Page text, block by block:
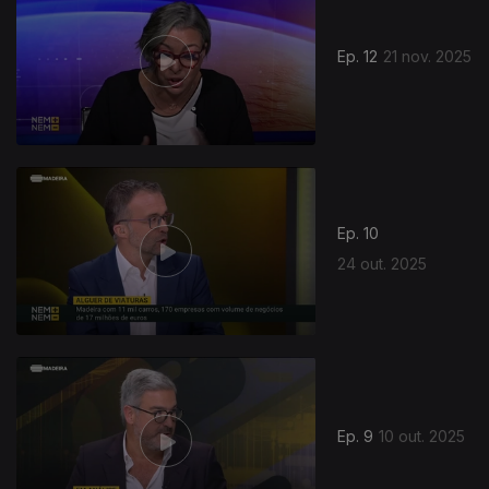
Ep. 12 21 nov. 2025
Ep. 10
24 out. 2025
Ep. 9 10 out. 2025